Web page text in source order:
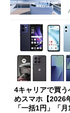
4キャリアで買う
めスマホ【2026
「一括1円」「